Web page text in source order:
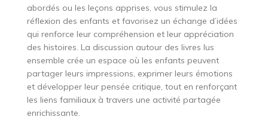
abordés ou les leçons apprises, vous stimulez la
réflexion des enfants et favorisez un échange d’idées
qui renforce leur compréhension et leur appréciation
des histoires. La discussion autour des livres lus
ensemble crée un espace où les enfants peuvent
partager leurs impressions, exprimer leurs émotions
et développer leur pensée critique, tout en renforçant
les liens familiaux à travers une activité partagée
enrichissante.